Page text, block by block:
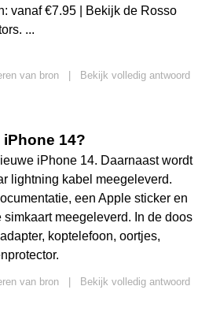
vanaf €7.95 | Bekijk de Rosso
...
van bron
Bekijk volledig antwoord
iPhone 14?
iPhone 14. Daarnaast wordt
lightning kabel meegeleverd.
een Apple sticker en
simkaart meegeleverd. In de doos
koptelefoon, oortjes,
van bron
Bekijk volledig antwoord